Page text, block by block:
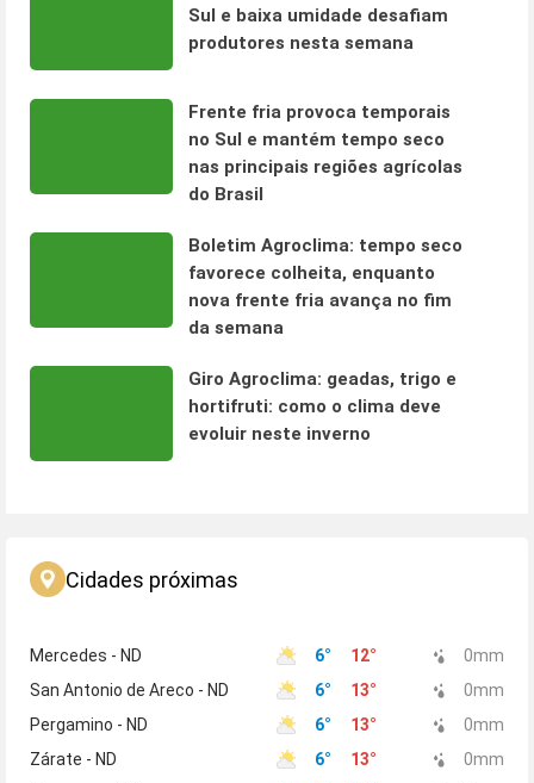
Sul e baixa umidade desafiam
produtores nesta semana
Frente fria provoca temporais
no Sul e mantém tempo seco
nas principais regiões agrícolas
do Brasil
Boletim Agroclima: tempo seco
favorece colheita, enquanto
nova frente fria avança no fim
da semana
Giro Agroclima: geadas, trigo e
hortifruti: como o clima deve
evoluir neste inverno
Cidades próximas
Mercedes - ND 6° 12° 0mm
San Antonio de Areco - ND
6° 13° 0mm
Pergamino - ND
6° 13° 0mm
Zárate - ND
6° 13° 0mm